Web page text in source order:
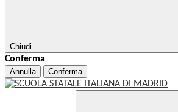
Chiudi
Conferma
Annulla Conferma